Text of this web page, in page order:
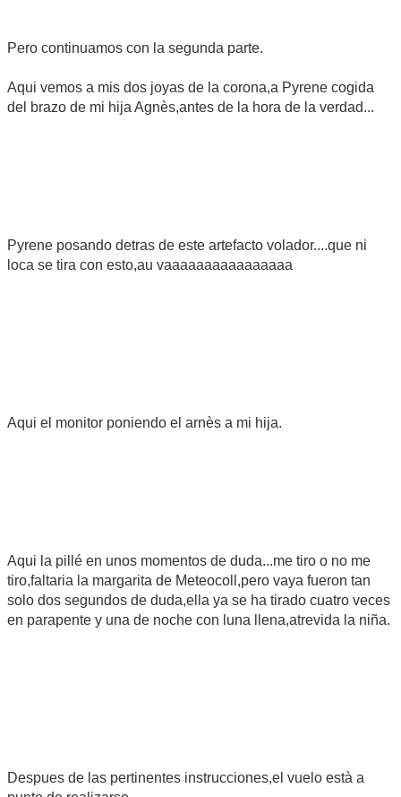
Pero continuamos con la segunda parte.
Aqui vemos a mis dos joyas de la corona,a Pyrene cogida
del brazo de mi hija Agnès,antes de la hora de la verdad...
Pyrene posando detras de este artefacto volador....que ni
loca se tira con esto,au vaaaaaaaaaaaaaaaa
Aqui el monitor poniendo el arnès a mi hija.
Aqui la pillé en unos momentos de duda...me tiro o no me
tiro,faltaria la margarita de Meteocoll,pero vaya fueron tan
solo dos segundos de duda,ella ya se ha tirado cuatro veces
en parapente y una de noche con luna llena,atrevida la niña.
Despues de las pertinentes instrucciones,el vuelo està a